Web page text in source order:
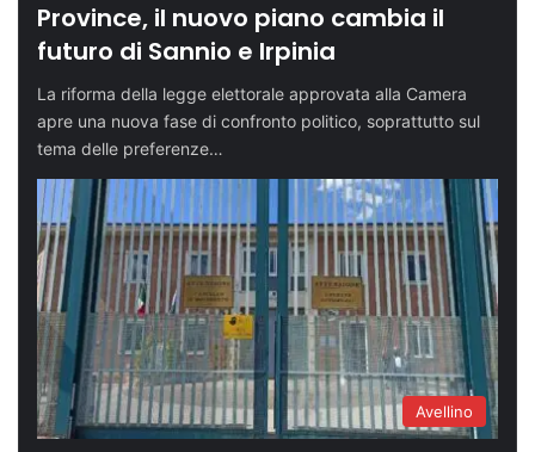
Province, il nuovo piano cambia il
futuro di Sannio e Irpinia
La riforma della legge elettorale approvata alla Camera
apre una nuova fase di confronto politico, soprattutto sul
tema delle preferenze…
Avellino